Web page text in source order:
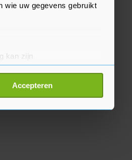
wie uw gegevens gebruikt
kan zijn
detailgedeelte
Accepteren